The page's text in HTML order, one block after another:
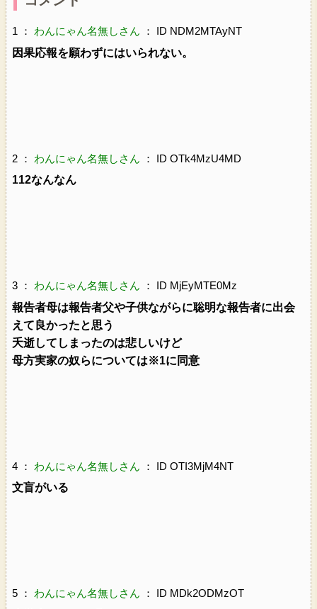
1 ： わんにゃん名無しさん ： ID NDM2MTAyNT
因果応報を願わずにはいられない。
2 ： わんにゃん名無しさん ： ID OTk4MzU4MD
112なんなん
3 ： わんにゃん名無しさん ： ID MjEyMTE0Mz
報告者母は報告者父や子供ながらに聡明な報告者に出会
えて良かったと思う
夭逝してしまったのは悲しいけど
母方実家の奴らについては※1に同意
4 ： わんにゃん名無しさん ： ID OTI3MjM4NT
文盲がいる
5 ： わんにゃん名無しさん ： ID MDk2ODMzOT